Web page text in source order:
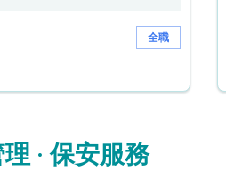
全職
· 保安服務